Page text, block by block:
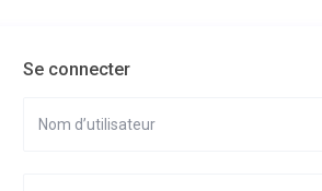
Se connecter